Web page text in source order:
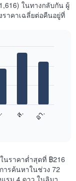
ในทางกลับกัน ผู้
ราคาเฉลี่ยต่อคืนอยู่ที่
ส. อา.
นราคาต่ำสุดที่ ฿216
ารค้นหาในช่วง 72